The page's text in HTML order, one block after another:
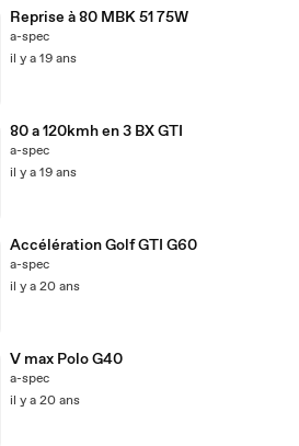
Reprise à 80 MBK 51 75W
a-spec
il y a 19 ans
80 a 120kmh en 3 BX GTI
a-spec
il y a 19 ans
Accélération Golf GTI G60
a-spec
il y a 20 ans
V max Polo G40
a-spec
il y a 20 ans